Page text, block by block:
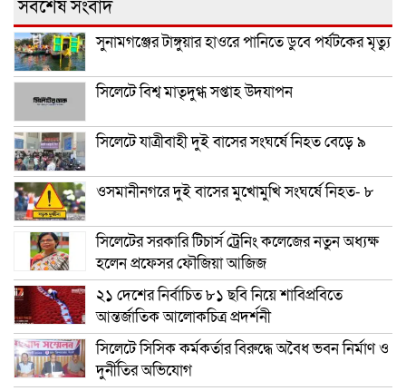
সর্বশেষ সংবাদ
সুনামগঞ্জের টাঙ্গুয়ার হাওরে পানিতে ডুবে পর্যটকের মৃত্যু
সিলেটে বিশ্ব মাতৃদুগ্ধ সপ্তাহ উদযাপন
সিলেটে যাত্রীবাহী দুই বাসের সংঘর্ষে নিহত বেড়ে ৯
ওসমানীনগরে দুই বাসের মুখোমুখি সংঘর্ষে নিহত- ৮
সিলেটের সরকারি টিচার্স ট্রেনিং কলেজের নতুন অধ্যক্ষ
হলেন প্রফেসর ফৌজিয়া আজিজ
২১ দেশের নির্বাচিত ৮১ ছবি নিয়ে শাবিপ্রবিতে
আন্তর্জাতিক আলোকচিত্র প্রদর্শনী
সিলেটে সিসিক কর্মকর্তার বিরুদ্ধে অবৈধ ভবন নির্মাণ ও
দুর্নীতির অভিযোগ